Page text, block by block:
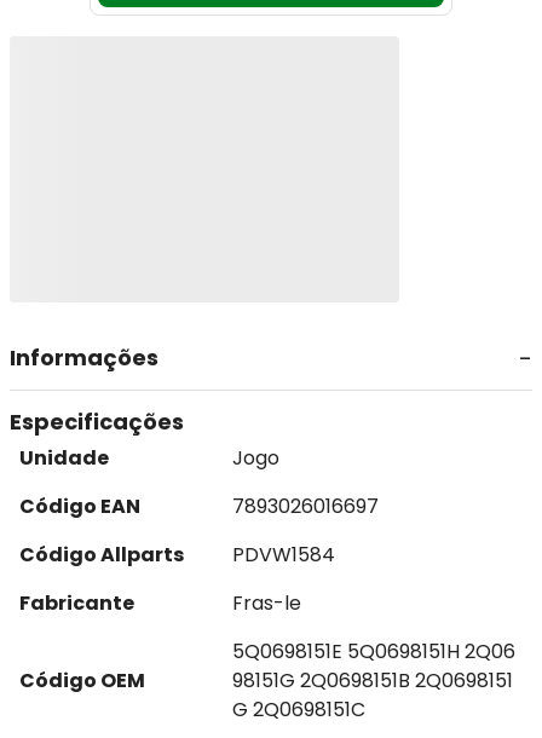
Informações
Especificações
Unidade
Jogo
Código EAN
7893026016697
Código Allparts
PDVW1584
Fabricante
Fras-le
Código OEM
5Q0698151E 5Q0698151H 2Q06
98151G 2Q0698151B 2Q0698151
G 2Q0698151C